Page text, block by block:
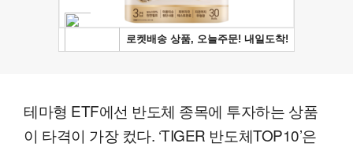
테마형 ETF에선 반도체 종목에 투자하는 상품
이 타격이 가장 컸다. ‘TIGER 반도체TOP10’은